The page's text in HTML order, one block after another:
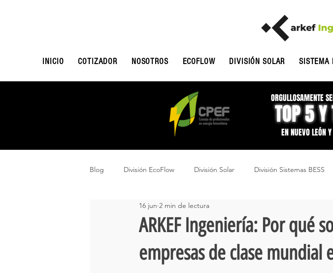
INICIO COTIZADOR NOSOTROS ECOFLOW DIVISIÓN SOLAR SISTEMA
EN NUEVO LEÓN
TOP 5
ORGULLOSAMENTE
Blog División EcoFlow División Solar División Sistemas BESS
ARKEF Ingeniería: Por qué
empresas de clase mundial
16 jun 2 min de lectura